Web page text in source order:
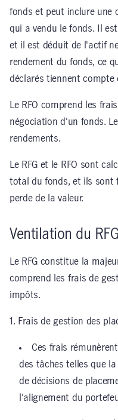
fonds et peut inclure une
qui a vendu le fonds. Il
et il est déduit de l'actif
rendement du fonds, ce
déclarés tiennent compte
Le RFO comprend les
négociation d'un fonds.
rendements.
Le RFG et le RFO sont
total du fonds, et ils sont
perde de la valeur.
Ventilation du RFG
Le RFG constitue la
comprend les frais de
impôts.
1. Frais de gestion des
Ces frais
des tâches telles que
de décisions de
l'alignement du